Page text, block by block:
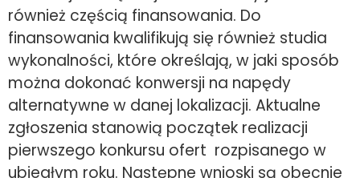
również częścią finansowania. Do
finansowania kwalifikują się również studia
wykonalności, które określają, w jaki sposób
można dokonać konwersji na napędy
alternatywne w danej lokalizacji. Aktualne
zgłoszenia stanowią początek realizacji
pierwszego konkursu ofert rozpisanego w
ubiegłym roku. Następne wnioski są obecnie